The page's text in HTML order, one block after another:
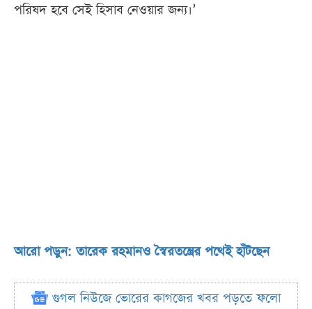
পরিষদ হবে সেই হিসাব নেওয়ার জন্য।’
আরো পড়ুন: তারেক রহমানও স্বৈরতন্ত্রের পথেই হাঁটছেন
গুগল নিউজে ভোরের কাগজের খবর পড়তে ফলো